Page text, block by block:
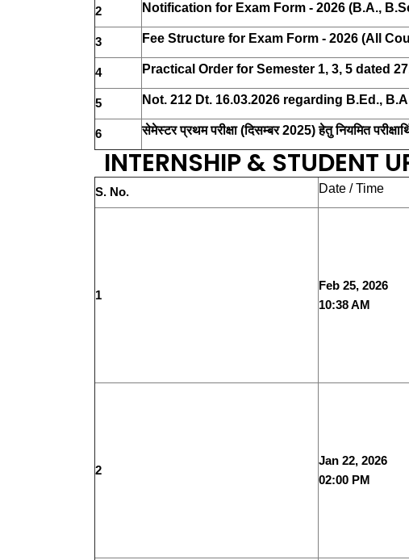
2 Notification for Exam Form - 2026 (B.A.,
3 Fee Structure for Exam Form - 2026 (All
4 Practical Order for Semester 1, 3, 5 dated
5 Not. 212 Dt. 16.03.2026 regarding B.Ed.,
6 सेमेस्टर प्रथम परीक्षा (दिसम्बर 2025) हेतु नियमित
INTERNSHIP & STUDENT
S. No. Date / Time
1
Feb 25, 2026
10:38 AM
2
Jan 22, 2026
02:00 PM